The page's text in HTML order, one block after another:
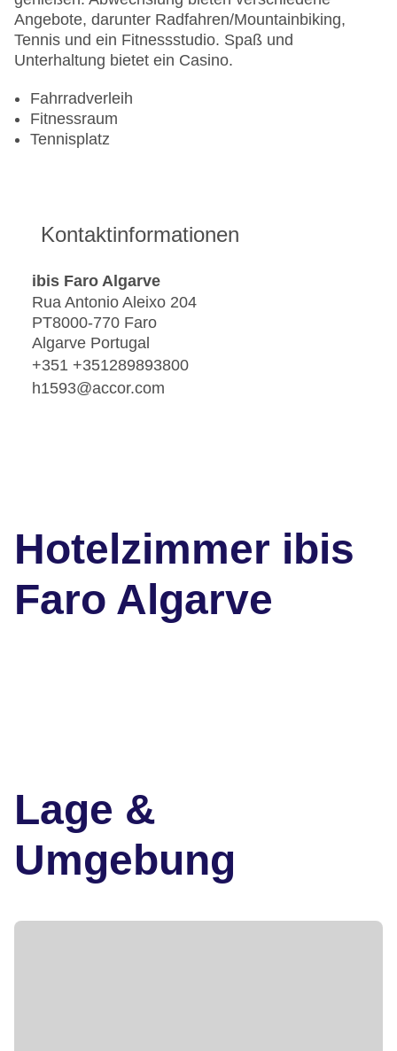
Angebote, darunter Radfahren/Mountainbiking,
Tennis und ein Fitnessstudio. Spaß und
Unterhaltung bietet ein Casino.
Fahrradverleih
Fitnessraum
Tennisplatz
Kontaktinformationen
ibis Faro Algarve
Rua Antonio Aleixo 204
PT8000-770 Faro
Algarve Portugal
+351 +351289893800
h1593@accor.com
Hotelzimmer ibis
Faro Algarve
Lage &
Umgebung